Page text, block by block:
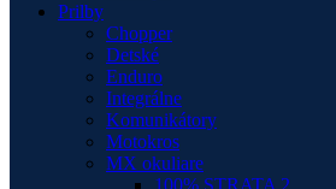
Prilby
Chopper
Detské
Enduro
Integrálne
Komunikátory
Motokros
MX okuliare
100% STRATA 2